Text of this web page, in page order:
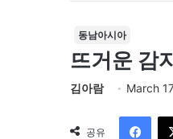
동남아시아
뜨거운 감
김아람 March
공유